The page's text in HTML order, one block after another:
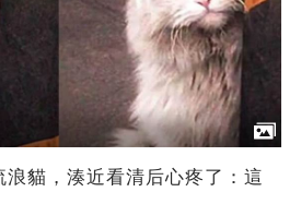
貓，湊近看清后心疼了：這